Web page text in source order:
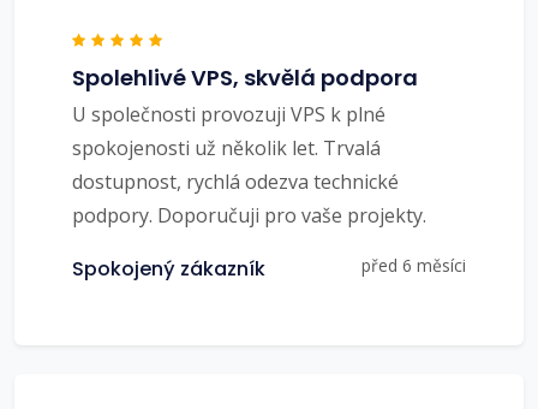
Spolehlivé VPS, skvělá podpora
U společnosti provozuji VPS k plné
spokojenosti už několik let. Trvalá
dostupnost, rychlá odezva technické
podpory. Doporučuji pro vaše projekty.
Spokojený zákazník před 6 měsíci